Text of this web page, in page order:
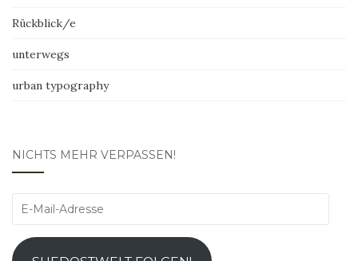
Rückblick/e
unterwegs
urban typography
NICHTS MEHR VERPASSEN!
E-
Adresse